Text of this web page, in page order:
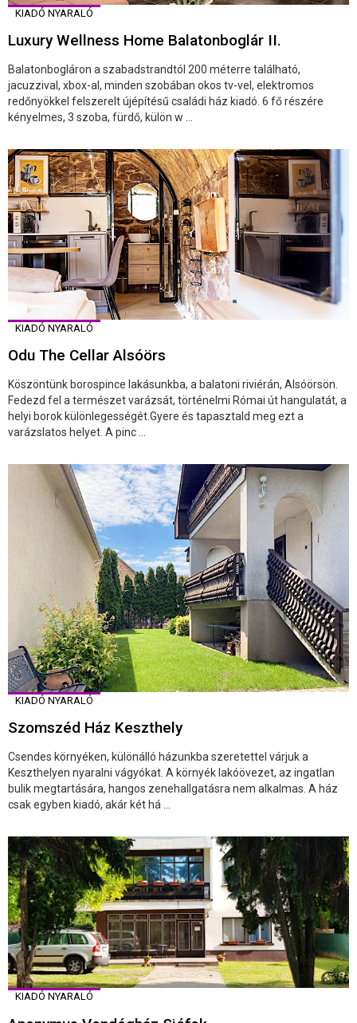
KIADÓ NYARALÓ
Luxury Wellness Home Balatonboglár II.
Balatonbogláron a szabadstrandtól 200 méterre található,
jacuzzival, xbox-al, minden szobában okos tv-vel, elektromos
redőnyökkel felszerelt újépítésű családi ház kiadó. 6 fő részére
kényelmes, 3 szoba, fürdő, külön w ...
KIADÓ NYARALÓ
Odu The Cellar Alsóörs
Köszöntünk borospince lakásunkba, a balatoni riviérán, Alsóörsön.
Fedezd fel a természet varázsát, történelmi Római út hangulatát, a
helyi borok különlegességét.Gyere és tapasztald meg ezt a
varázslatos helyet. A pinc ...
KIADÓ NYARALÓ
Szomszéd Ház Keszthely
Csendes környéken, különálló házunkba szeretettel várjuk a
Keszthelyen nyaralni vágyókat. A környék lakóövezet, az ingatlan
bulik megtartására, hangos zenehallgatásra nem alkalmas. A ház
csak egyben kiadó, akár két há ...
KIADÓ NYARALÓ